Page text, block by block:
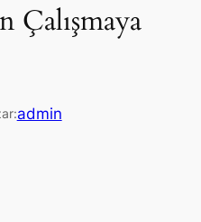
Çalışmaya
admin